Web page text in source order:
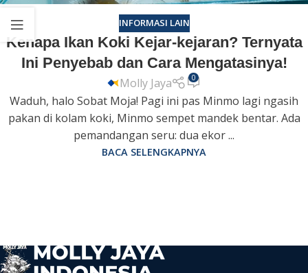
INFORMASI LAIN
Kenapa Ikan Koki Kejar-kejaran? Ternyata
Ini Penyebab dan Cara Mengatasinya!
Molly Jaya 0
Waduh, halo Sobat Moja! Pagi ini pas Minmo lagi ngasih
pakan di kolam koki, Minmo sempet mandek bentar. Ada
pemandangan seru: dua ekor ...
BACA SELENGKAPNYA